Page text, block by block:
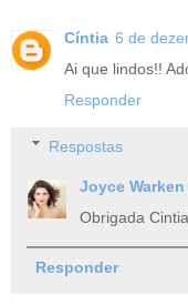
Cíntia 6 de
Ai que lindos!!
Responder
Respostas
Joyce Warken
Obrigada
Responder